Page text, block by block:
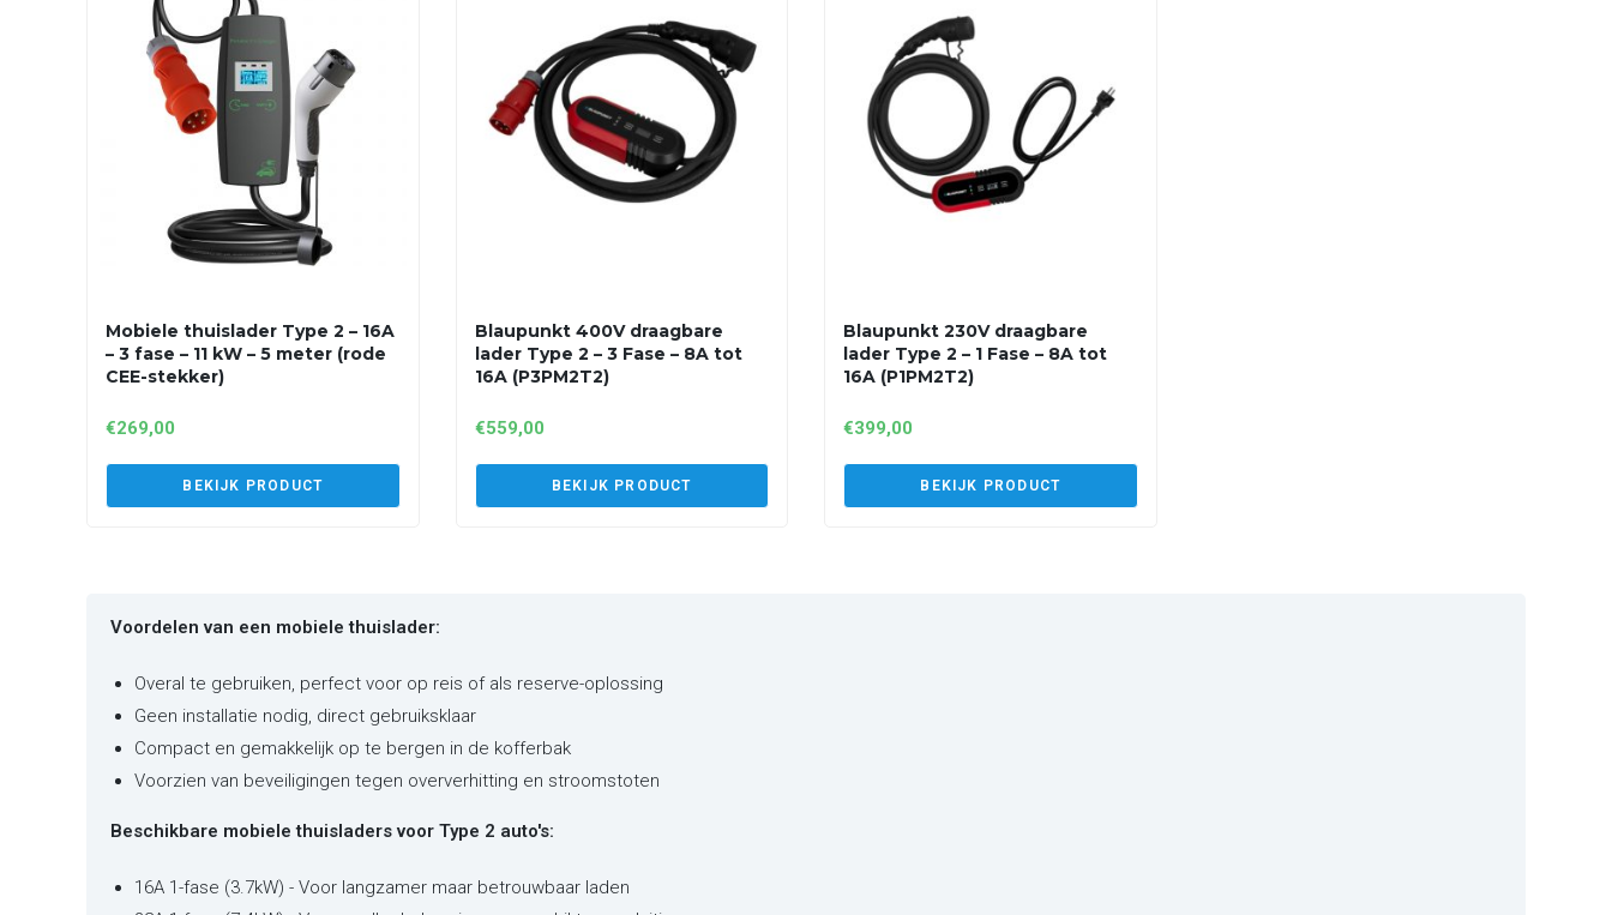
Mobiele thuislader Type 2 – 16A
– 3 fase – 11 kW – 5 meter (rode
CEE-stekker)
€269,00
BEKIJK PRODUCT
Blaupunkt 400V draagbare
lader Type 2 – 3 Fase – 8A tot
16A (P3PM2T2)
€559,00
BEKIJK PRODUCT
Blaupunkt 230V draagbare
lader Type 2 – 1 Fase – 8A tot
16A (P1PM2T2)
€399,00
BEKIJK PRODUCT
Voordelen van een mobiele thuislader:
Overal te gebruiken, perfect voor op reis of als reserve-oplossing
Geen installatie nodig, direct gebruiksklaar
Compact en gemakkelijk op te bergen in de kofferbak
Voorzien van beveiligingen tegen oververhitting en stroomstoten
Beschikbare mobiele thuisladers voor Type 2 auto's:
16A 1-fase (3.7kW) - Voor langzamer maar betrouwbaar laden